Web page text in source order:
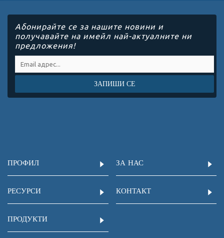
Абонирайте се за нашите новини и
получавайте на имейл най-актуалните ни
предложения!
ЗАПИШИ СЕ
ПРОФИЛ ЗА НАС
РЕСУРСИ КОНТАКТ
ПРОДУКТИ